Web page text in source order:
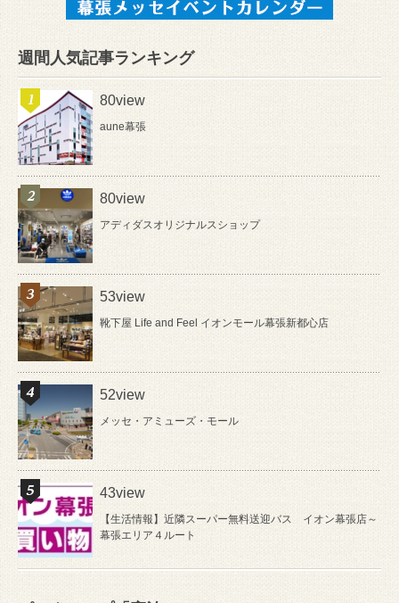
週間人気記事ランキング
80view
aune幕張
80view
アディダスオリジナルスショップ
53view
靴下屋 Life and Feel イオンモール幕張新都心店
52view
メッセ・アミューズ・モール
43view
【生活情報】近隣スーパー無料送迎バス イオン幕張店～
幕張エリア４ルート